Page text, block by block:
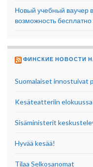
Новый учебный ваучер
возможность бесплатно
ФИНСКИЕ НОВОСТИ
Suomalaiset innostuivat
Kesäteatteriin elokuussa
Sisäministerit
Hyvää kesää!
Tilaa Selkosanomat